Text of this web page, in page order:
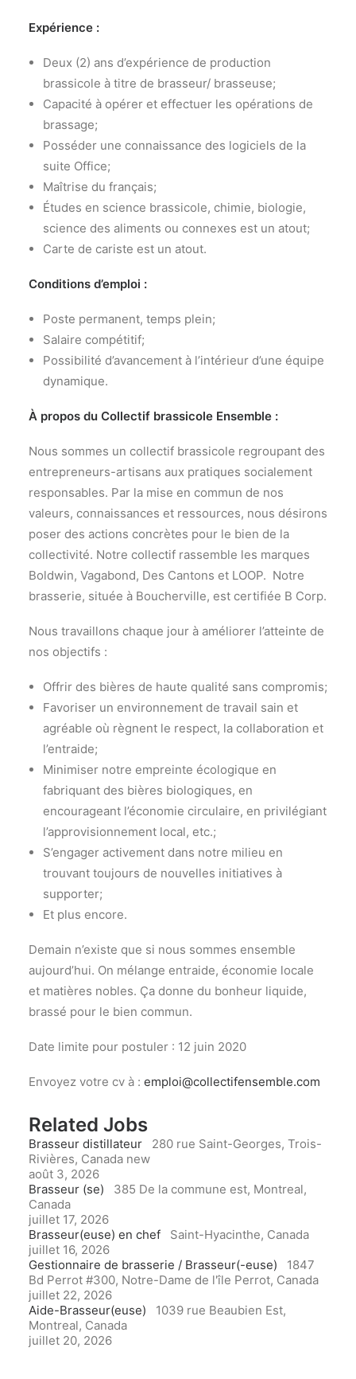
Expérience :
Deux (2) ans d’expérience de production
brassicole à titre de brasseur/ brasseuse;
Capacité à opérer et effectuer les opérations de
brassage;
Posséder une connaissance des logiciels de la
suite Office;
Maîtrise du français;
Études en science brassicole, chimie, biologie,
science des aliments ou connexes est un atout;
Carte de cariste est un atout.
Conditions d’emploi :
Poste permanent, temps plein;
Salaire compétitif;
Possibilité d’avancement à l’intérieur d’une équipe
dynamique.
À propos du Collectif brassicole Ensemble :
Nous sommes un collectif brassicole regroupant des
entrepreneurs-artisans aux pratiques socialement
responsables. Par la mise en commun de nos
valeurs, connaissances et ressources, nous désirons
poser des actions concrètes pour le bien de la
collectivité. Notre collectif rassemble les marques
Boldwin, Vagabond, Des Cantons et LOOP. Notre
brasserie, située à Boucherville, est certifiée B Corp.
Nous travaillons chaque jour à améliorer l’atteinte de
nos objectifs :
Offrir des bières de haute qualité sans compromis;
Favoriser un environnement de travail sain et
agréable où règnent le respect, la collaboration et
l’entraide;
Minimiser notre empreinte écologique en
fabriquant des bières biologiques, en
encourageant l’économie circulaire, en privilégiant
l’approvisionnement local, etc.;
S’engager activement dans notre milieu en
trouvant toujours de nouvelles initiatives à
supporter;
Et plus encore.
Demain n’existe que si nous sommes ensemble
aujourd’hui. On mélange entraide, économie locale
et matières nobles. Ça donne du bonheur liquide,
brassé pour le bien commun.
Date limite pour postuler : 12 juin 2020
Envoyez votre cv à : emploi@collectifensemble.com
Related Jobs
Brasseur distillateur
280 rue Saint-Georges, Trois-
Rivières, Canada new
août 3, 2026
Brasseur (se)
385 De la commune est, Montreal,
Canada
juillet 17, 2026
Brasseur(euse) en chef
Saint-Hyacinthe, Canada
juillet 16, 2026
Gestionnaire de brasserie / Brasseur(-euse)
1847
Bd Perrot #300, Notre-Dame de l'île Perrot, Canada
juillet 22, 2026
Aide-Brasseur(euse)
1039 rue Beaubien Est,
Montreal, Canada
juillet 20, 2026